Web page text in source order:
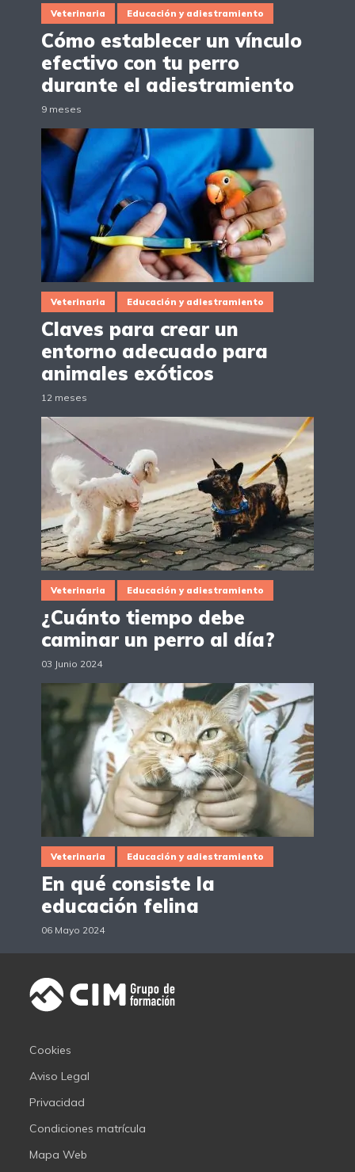
Veterinaria Educación y adiestramiento
Cómo establecer un vínculo
efectivo con tu perro
durante el adiestramiento
9 meses
Veterinaria Educación y adiestramiento
Claves para crear un
entorno adecuado para
animales exóticos
12 meses
Veterinaria Educación y adiestramiento
¿Cuánto tiempo debe
caminar un perro al día?
03 Junio 2024
Veterinaria Educación y adiestramiento
En qué consiste la
educación felina
06 Mayo 2024
Cookies
Aviso Legal
Privacidad
Condiciones matrícula
Mapa Web